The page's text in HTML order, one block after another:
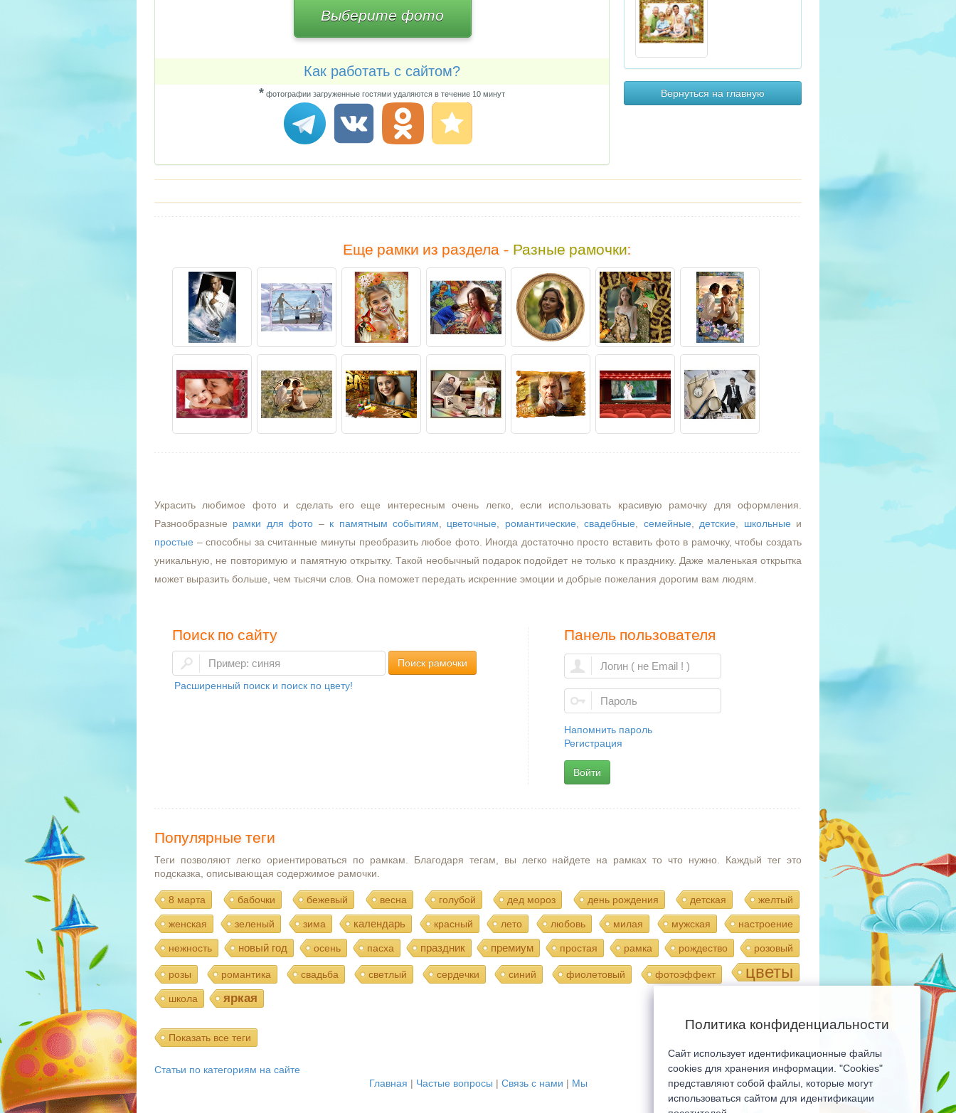
Вернуться на главную
Выберите фото
Как работать с сайтом?
* фотографии загруженные гостями удаляются в течение 10 минут
Еще рамки из раздела - Разные рамочки:
Украсить любимое фото и сделать его еще интересным очень легко, если использовать красивую рамочку для оформления.
Разнообразные рамки для фото – к памятным событиям цветочные романтические ,свадебные семейные детские школьные и
простые – способны за считанные минуты преобразить любое фото. Иногда достаточно просто вставить фото в рамочку, чтобы создать
уникальную, не повторимую и памятную открытку. Такой необычный подарок подойдет не только к празднику. Даже маленькая открытка
может выразить больше, чем тысячи слов. Она поможет передать искренние эмоции и добрые пожелания дорогим вам людям.
Поиск по сайту
Поиск рамочки
Расширенный поиск и поиск по цвету!
Панель пользователя
Напомнить пароль
Регистрация
Войти
Популярные теги
Теги позволяют легко ориентироваться по рамкам. Благодаря тегам, вы легко найдете на рамках то что нужно. Каждый тег это
подсказка, описывающая содержимое рамочки.
8 марта бабочки бежевый весна голубой дед мороз день рождения детская желтый
женская зеленый зима календарь красный лето любовь милая мужская настроение
нежность новый год осень пасха праздник премиум простая рамка рождество розовый
розы романтика свадьба светлый сердечки синий фиолетовый фотоэффект цветы
школа яркая
Показать все теги
Мобильная версия сайта
Статьи по категориям на сайте
Главная | Частые вопросы | Связь с нами | Мы
Политика конфиденциальности
Сайт использует идентификационные файлы
cookies для хранения информации. "Cookies"
представляют собой файлы, которые могут
использоваться сайтом для идентификации